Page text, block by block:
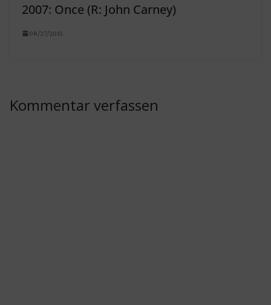
2007: Once (R: John Carney)
08/27/2015
Kommentar verfassen